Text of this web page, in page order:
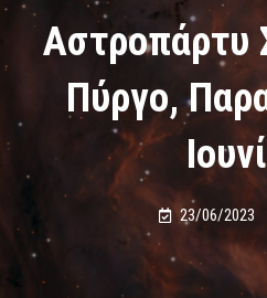
Αστροπάρτυ
Πύργο,
23/06/2023